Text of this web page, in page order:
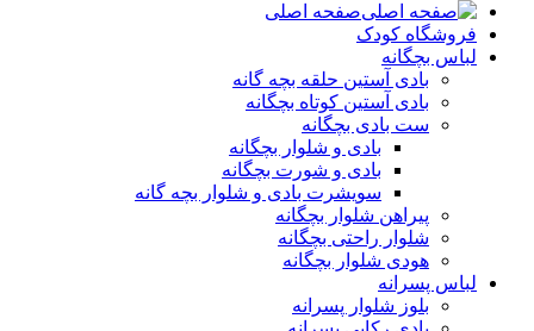
صفحه اصلی
فروشگاه کودک
لباس بچگانه
بادی آستین حلقه بچه گانه
بادی آستین کوتاه بچگانه
ست بادی بچگانه
بادی و شلوار بچگانه
بادی و شورت بچگانه
سویشرت بادی و شلوار بچه گانه
پیراهن شلوار بچگانه
شلوار راحتی بچگانه
هودی شلوار بچگانه
لباس پسرانه
بلوز شلوار پسرانه